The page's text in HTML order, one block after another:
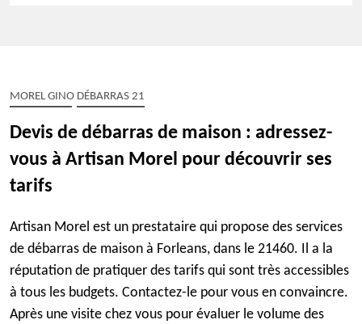
MOREL GINO DÉBARRAS 21
Devis de débarras de maison : adressez-
vous à Artisan Morel pour découvrir ses
tarifs
Artisan Morel est un prestataire qui propose des services
de débarras de maison à Forleans, dans le 21460. Il a la
réputation de pratiquer des tarifs qui sont très accessibles
à tous les budgets. Contactez-le pour vous en convaincre.
Après une visite chez vous pour évaluer le volume des